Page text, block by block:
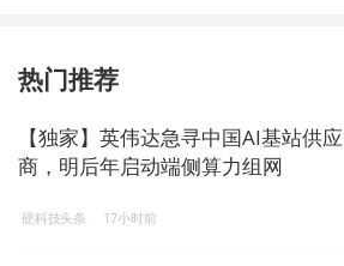
热门推荐
【独家】英伟达急寻中国AI基站供应
商，明后年启动端侧算力组网
硬科技头条 17小时前